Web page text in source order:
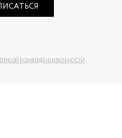
КОНФИДЕНЦИАЛЬНОСТИ